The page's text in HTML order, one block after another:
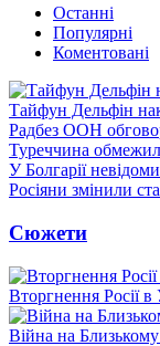
Останні
Популярні
Коментовані
Тайфун Дельфін
Радбез ООН
Туреччина
У Болгарії
Росіяни змінили
Сюжети
Вторгнення Росії
Війна на